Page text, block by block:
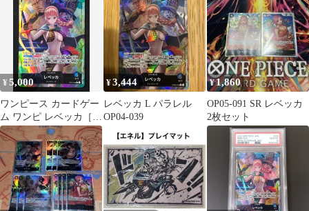
Ltd） LEG OP04-039 ワ
ンピース カードゲーム
レベッカ パラレル
（Studio Vigor Co．
Ltd） 謀略の王国
OP04-039 【63】
ドゲーム
¥5,000
ワンピース カードゲー
ム ワンピ レベッカ［パ
ラレル］（Studio Vigor
Co．Ltd） L OP04-039
［OP04］ ブースターパ
ック 謀略の王国 トレカ
TCG 264
¥3,444
レベッカ L パラレル
OP04-039
¥1,860
OP05-091 SR レベッカ
2枚セット